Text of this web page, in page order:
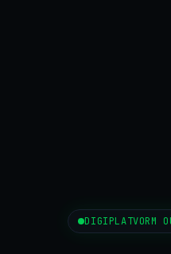
DIGIPLATVORM